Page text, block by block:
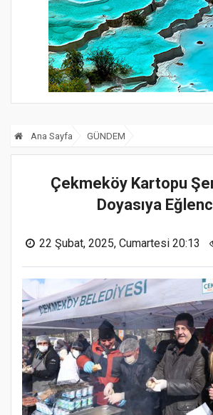
Ana Sayfa GÜNDEM
Çekmeköy Kartopu
Doyasıya
22 Şubat, 2025, Cumartesi 20:13